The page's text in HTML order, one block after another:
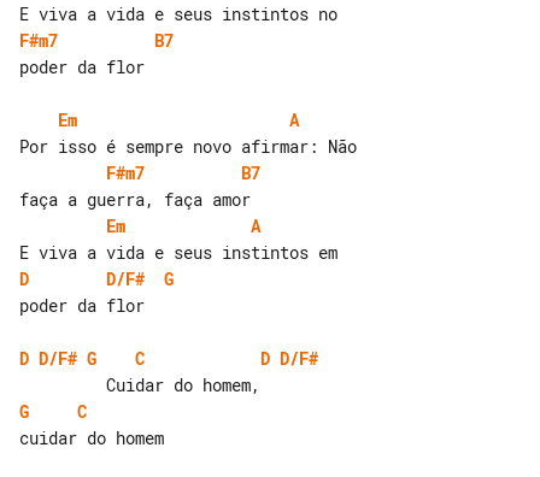
F#m7
B7
poder da flor
Em
A
F#m7
B7
Em
A
D
D/F#
G
poder da flor
D D/F# G C D D/F#
G
C